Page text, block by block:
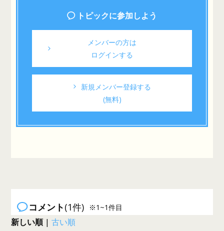
トピックに参加しよう
メンバーの方は
ログインする
新規メンバー登録する
(無料)
コメント(1件) ※1~1件目
新しい順|古い順